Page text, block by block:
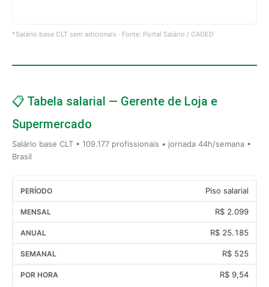
*Salário base CLT sem adicionais · Fonte: Portal Salário / CAGED
📋 Tabela salarial — Gerente de Loja e
Supermercado
Salário base CLT • 109.177 profissionais • jornada 44h/semana •
Brasil
Piso salarial
R$ 2.099
R$ 25.185
R$ 525
R$ 9,54